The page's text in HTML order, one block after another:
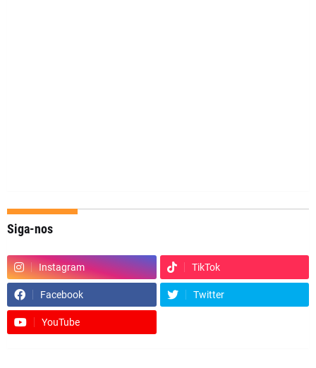
Siga-nos
Instagram TikTok
Facebook Twitter
YouTube